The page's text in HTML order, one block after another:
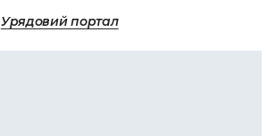
Урядовий портал